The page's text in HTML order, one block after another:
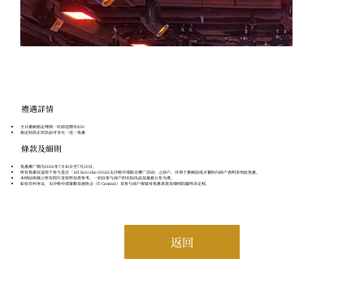
​禮遇詳情
全日惠顾指定啤酒一打即送镖币$50
指定时段正价饮品可享买一送一优惠
條款及細則
优惠推广期为2026年7月10日至7月20日。
所有优惠仅适用于参与是次「All In to the GOAL尖沙咀中部联合推广活动」之商户，并须于惠顾前或点餐时向商户表明享用此优惠。
本网站所载之所有图片及资料仅供参考，一切以参与商户的实际出品及最新公布为准。
如有任何争议，尖沙咀中部策略发展协会（T-Central）及参与商户保留对优惠条款及细则的最终决定权。
返回